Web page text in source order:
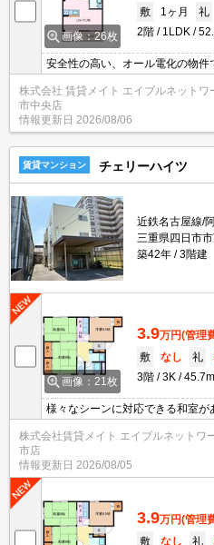
画像：26枚
敷
1ヶ月 礼
2階
1LDK
安全性の高い、オール電化の物件
オートロック付き物件です♪毎日
株式会社 賃貸メイト エイブルネットワ
市中央店
情報更新日 2026/08/06
賃貸マンション チェリーハイツ
近鉄名古屋線/
三重県四日市
築42年
3階建
画像：21枚
3.9万円(管理
敷
なし 礼
3階
3K
様々なシーンに対応できる和室
のお部屋と比べて窓も多く圧迫
って明るく換気もしやすいです♪
株式会社賃貸メイト エイブルネットワ
市店
情報更新日 2026/08/05
3.9万円(管理
敷
なし 礼